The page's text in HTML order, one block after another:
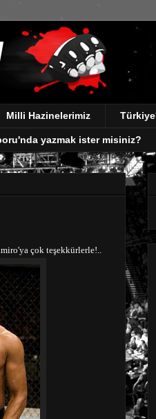
Milli Hazinelerimiz
yazmak ister misiniz?
çok teşekkürlerle!..